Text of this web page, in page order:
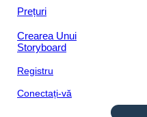
Prețuri
Crearea Unui
Storyboard
Registru
Conectați-vă